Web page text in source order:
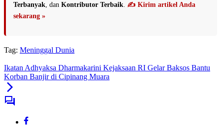
Terbanyak , dan Kontributor Terbaik ✍️ Kirim artikel Anda
sekarang »
Tag: Meninggal Dunia
Ikatan Adhyaksa Dharmakarini Kejaksaan RI Gelar Baksos Bantu
Korban Banjir di Cipinang Muara